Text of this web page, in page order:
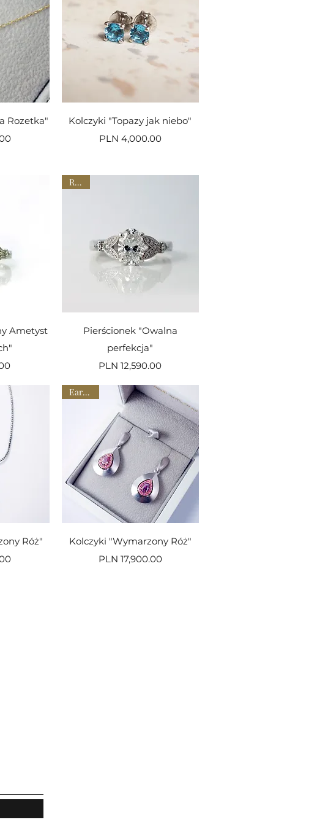
Rozetka"
Quick View
Kolczyki "Topazy jak niebo"
Price
PLN 4,000.00
Ametyst
Quick View
Rings
Pierścionek "Owalna
perfekcja"
Price
PLN 12,590.00
Róż"
Quick View
Earrings
Kolczyki "Wymarzony Róż"
Price
PLN 17,900.00